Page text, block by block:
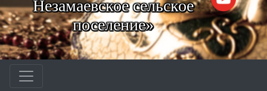
Незамаевское сельское
поселение»